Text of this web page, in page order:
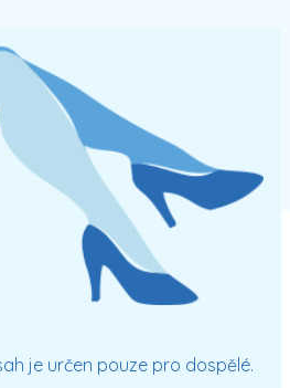
je určen pouze pro dospělé.